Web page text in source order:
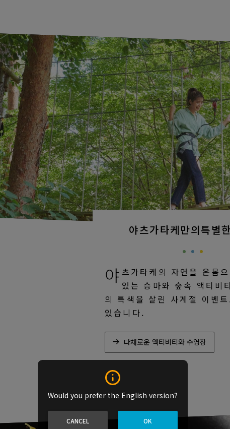
Would you prefer the English version?
CANCEL OK
야츠가타케만의특별
야 츠가타케의 자연을 온몸
있는 승마와 숲속 액티비
의 특색을 살린 사계절 이벤
있습니다.
다채로운 액티비티와 수영장